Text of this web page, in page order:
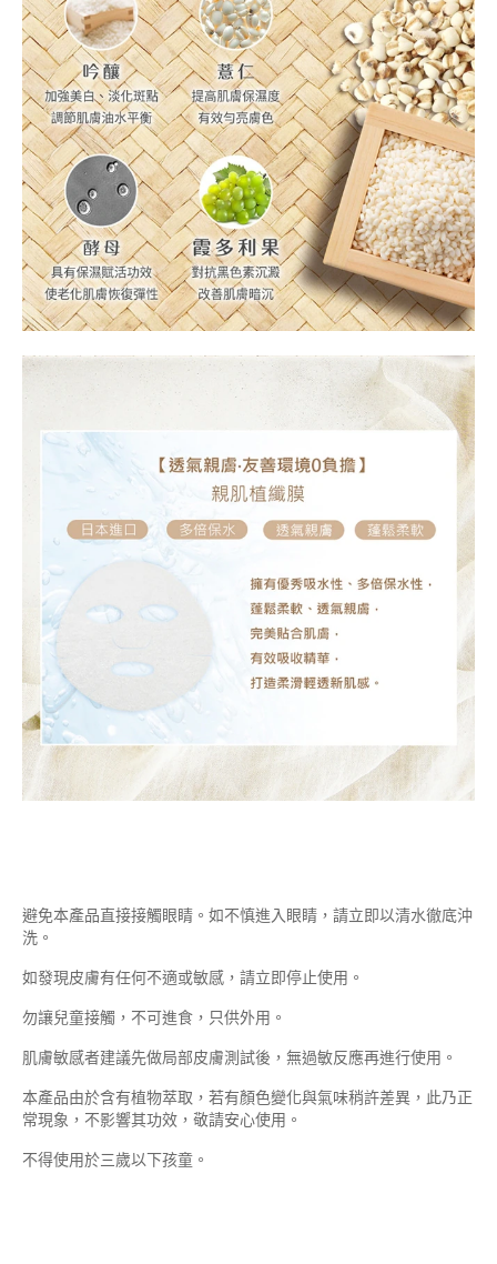
避免本產品直接接觸眼睛。如不慎進入眼睛，請立即以清水徹底沖
洗。
如發現皮膚有任何不適或敏感，請立即停止使用。
勿讓兒童接觸，不可進食，只供外用。
肌膚敏感者建議先做局部皮膚測試後，無過敏反應再進行使用。
本產品由於含有植物萃取，若有顏色變化與氣味稍許差異，此乃正
常現象，不影響其功效，敬請安心使用。
不得使用於三歲以下孩童。